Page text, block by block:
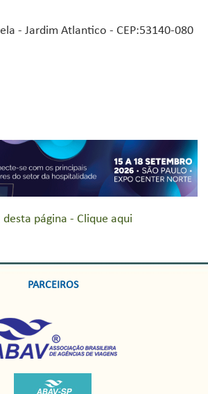
- Jardim Atlantico - CEP:53140-080
página - Clique aqui
PARCEIROS